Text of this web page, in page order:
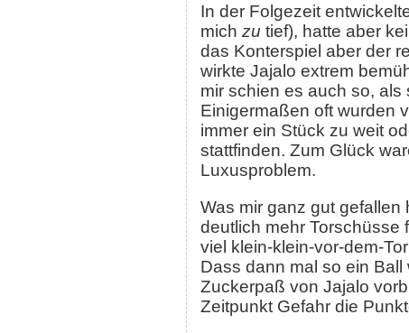
In der Folgezeit
mich zu tief), hatte aber
das Konterspiel aber der
wirkte Jajalo extrem
mir schien es auch so,
Einigermaßen oft wurden
immer ein Stück zu weit
stattfinden. Zum Glück
Luxusproblem.
Was mir ganz gut
deutlich mehr Torschüsse
viel klein-klein-vor-dem-
Dass dann mal so ein
Zuckerpaß von Jajalo
Zeitpunkt Gefahr die